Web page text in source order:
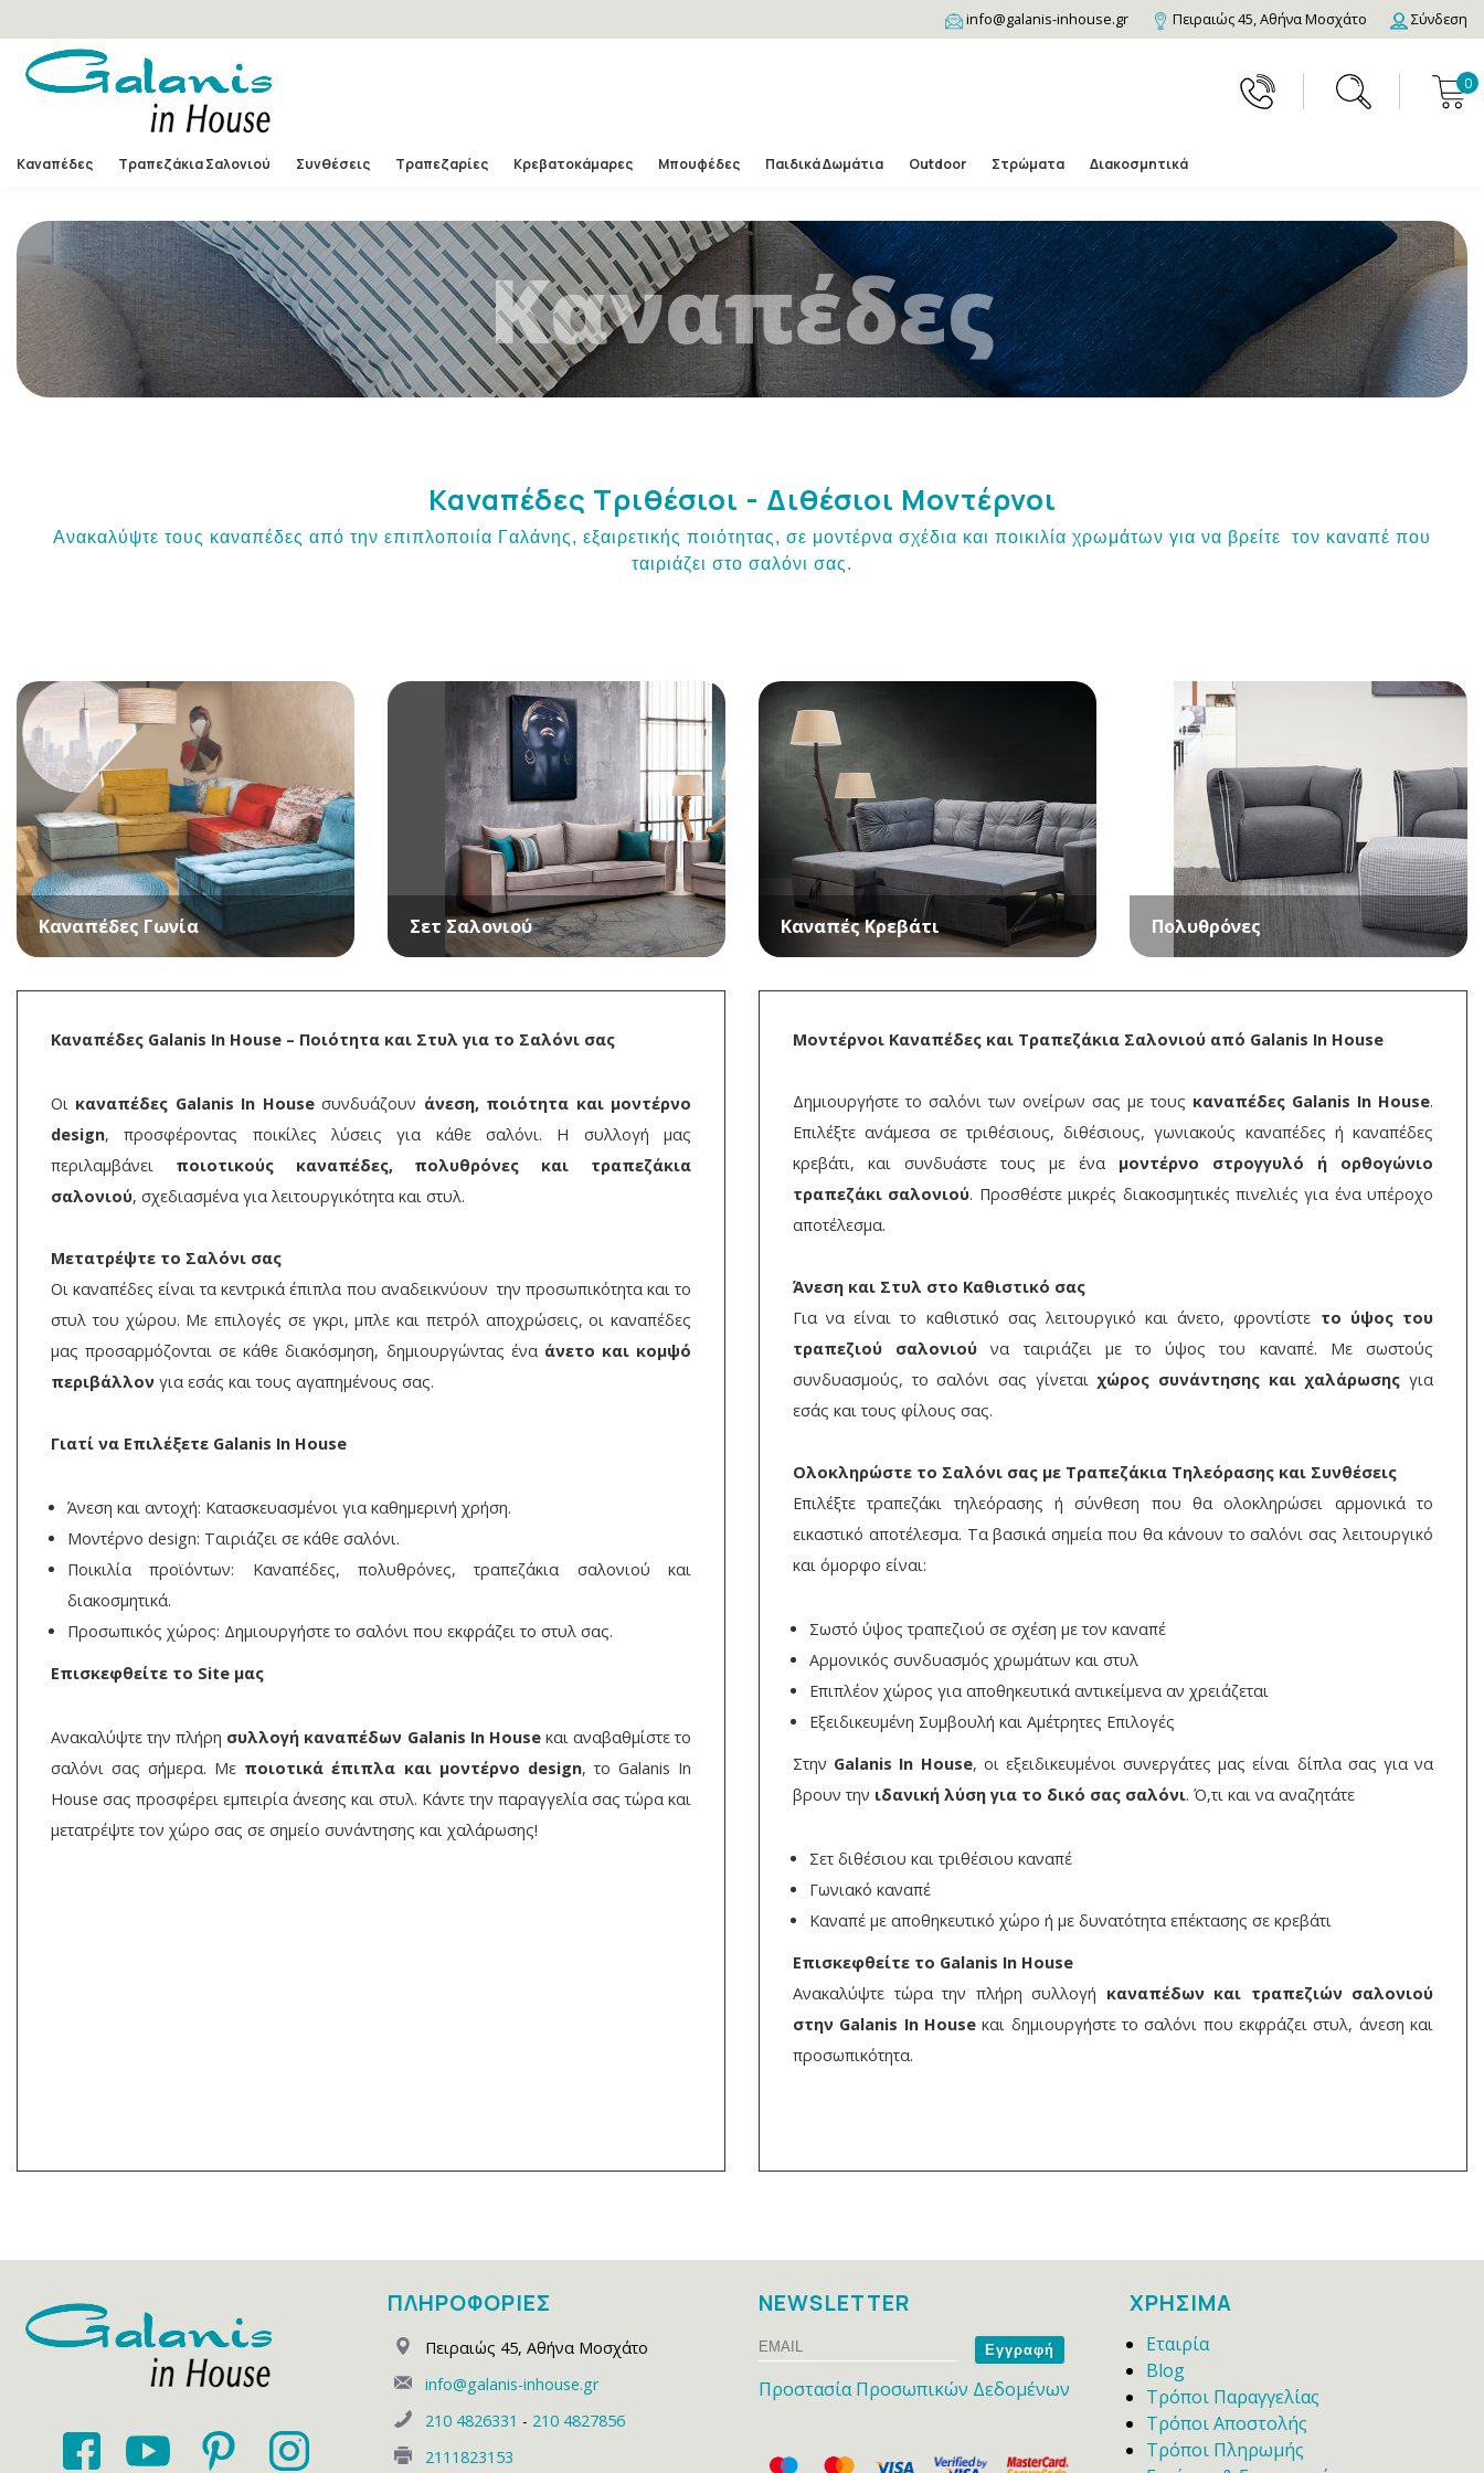
info@galanis-inhouse.gr Πειραιώς 45, Αθήνα Μοσχάτο Σύνδεση
0
Καναπέδες Τραπεζάκια Σαλονιού Συνθέσεις Τραπεζαρίες Κρεβατοκάμαρες Μπουφέδες Παιδικά Δωμάτια Outdoor Στρώματα Διακοσμητικά
Καναπέδες
Καναπέδες Τριθέσιοι - Διθέσιοι Μοντέρνοι
Ανακαλύψτε τους καναπέδες από την επιπλοποιία Γαλάνης, εξαιρετικής ποιότητας, σε μοντέρνα σχέδια και ποικιλία χρωμάτων για να βρείτε τον καναπέ που
ταιριάζει στο σαλόνι σας.
Καναπέδες Γωνία Σετ Σαλονιού Καναπές Κρεβάτι Πολυθρόνες
Καναπέδες Galanis In House – Ποιότητα και Στυλ για το Σαλόνι σας
Οι καναπέδες Galanis In Houseσυνδυάζουν άνεση, ποιότητα και μοντέρνο
design, προσφέροντας ποικίλες λύσεις για κάθε σαλόνι. Η συλλογή μας
περιλαμβάνει ποιοτικούς καναπέδες, πολυθρόνες και τραπεζάκια
σαλονιού, σχεδιασμένα για λειτουργικότητα και στυλ.
Μετατρέψτε το Σαλόνι σας
Οι καναπέδες είναι τα κεντρικά έπιπλα που αναδεικνύουν την προσωπικότητα και το
στυλ του χώρου. Με επιλογές σε γκρι, μπλε και πετρόλ αποχρώσεις, οι καναπέδες
μας προσαρμόζονται σε κάθε διακόσμηση, δημιουργώντας ένα άνετο και κομψό
περιβάλλον για εσάς και τους αγαπημένους σας.
Γιατί να Επιλέξετε Galanis In House
Άνεση και αντοχή: Κατασκευασμένοι για καθημερινή χρήση.
Μοντέρνο design: Ταιριάζει σε κάθε σαλόνι.
Ποικιλία προϊόντων: Καναπέδες, πολυθρόνες, τραπεζάκια σαλονιού και
διακοσμητικά.
Προσωπικός χώρος: Δημιουργήστε το σαλόνι που εκφράζει το στυλ σας.
Επισκεφθείτε το Site μας
Ανακαλύψτε την πλήρη συλλογή καναπέδων Galanis In House και αναβαθμίστε το
σαλόνι σας σήμερα. Με ποιοτικά έπιπλα και μοντέρνο design, το Galanis In
House σας προσφέρει εμπειρία άνεσης και στυλ. Κάντε την παραγγελία σας τώρα και
μετατρέψτε τον χώρο σας σε σημείο συνάντησης και χαλάρωσης!
Μοντέρνοι Καναπέδες και Τραπεζάκια Σαλονιού από Galanis In House
Δημιουργήστε το σαλόνι των ονείρων σας με τους καναπέδες Galanis In House.
Επιλέξτε ανάμεσα σε τριθέσιους, διθέσιους, γωνιακούς καναπέδες ή καναπέδες
κρεβάτι, και συνδυάστε τους με ένα μοντέρνο στρογγυλό ή ορθογώνιο
τραπεζάκι σαλονιού. Προσθέστε μικρές διακοσμητικές πινελιές για ένα υπέροχο
αποτέλεσμα.
Άνεση και Στυλ στο Καθιστικό σας
Για να είναι το καθιστικό σας λειτουργικό και άνετο, φροντίστε το ύψος του
τραπεζιού σαλονιού να ταιριάζει με το ύψος του καναπέ. Με σωστούς
συνδυασμούς, το σαλόνι σας γίνεται χώρος συνάντησης και χαλάρωσηςγια
εσάς και τους φίλους σας.
Ολοκληρώστε το Σαλόνι σας με Τραπεζάκια Τηλεόρασης και Συνθέσεις
Επιλέξτε τραπεζάκι τηλεόρασης ή σύνθεση που θα ολοκληρώσει αρμονικά το
εικαστικό αποτέλεσμα. Τα βασικά σημεία που θα κάνουν το σαλόνι σας λειτουργικό
και όμορφο είναι:
Σωστό ύψος τραπεζιού σε σχέση με τον καναπέ
Αρμονικός συνδυασμός χρωμάτων και στυλ
Επιπλέον χώρος για αποθηκευτικά αντικείμενα αν χρειάζεται
Εξειδικευμένη Συμβουλή και Αμέτρητες Επιλογές
Στην Galanis In House, οι εξειδικευμένοι συνεργάτες μας είναι δίπλα σας για να
βρουν την ιδανική λύση για το δικό σας σαλόνι. Ό,τι και να αναζητάτε
Σετ διθέσιου και τριθέσιου καναπέ
Γωνιακό καναπέ
Καναπέ με αποθηκευτικό χώρο ή με δυνατότητα επέκτασης σε κρεβάτι
Επισκεφθείτε το Galanis In House
Ανακαλύψτε τώρα την πλήρη συλλογή καναπέδων και τραπεζιών σαλονιού
στην Galanis In House και δημιουργήστε το σαλόνι που εκφράζει στυλ, άνεση και
προσωπικότητα.
ΠΛΗΡΟΦΟΡΙΕΣ
Πειραιώς 45, Αθήνα Μοσχάτο
info@galanis-inhouse.gr
210 4826331 - 210 4827856
2111823153
NEWSLETTER
Email
Name
Προστασία Προσωπικών Δεδομένων
ΧΡΗΣΙΜΑ
Εταιρία
Blog
Τρόποι Παραγγελίας
Τρόποι Αποστολής
Τρόποι Πληρωμής